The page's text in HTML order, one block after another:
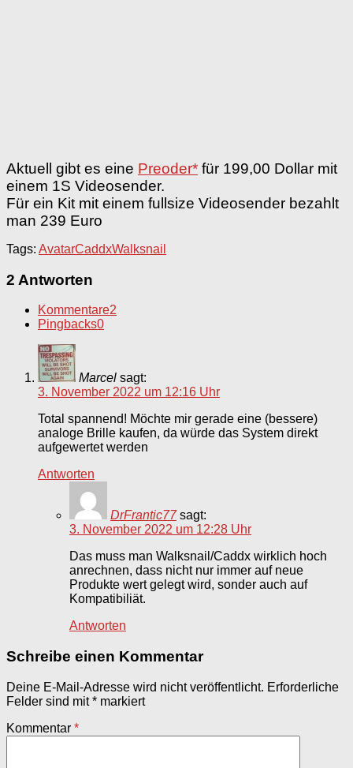
Aktuell gibt es eine Preoder* für 199,00 Dollar mit
einem 1S Videosender.
Für ein Kit mit einem fullsize Videosender bezahlt
man 239 Euro
Tags: AvatarCaddxWalksnail
2 Antworten
Kommentare2
Pingbacks0
Marcel sagt:
3. November 2022 um 12:16 Uhr
Total spannend! Möchte mir gerade eine (bessere)
analoge Brille kaufen, da würde das System direkt
aufgewertet werden
Antworten
DrFrantic77 sagt:
3. November 2022 um 12:28 Uhr
Das muss man Walksnail/Caddx wirklich hoch
anrechnen, dass nicht nur immer auf neue
Produkte wert gelegt wird, sonder auch auf
Kompatibiliät.
Antworten
Schreibe einen Kommentar
Deine E-Mail-Adresse wird nicht veröffentlicht. Erforderliche
Felder sind mit* markiert
Kommentar *